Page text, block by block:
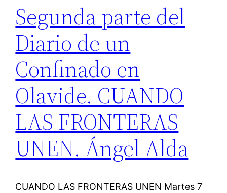
Segunda parte del
Diario de un
Confinado en
Olavide. CUANDO
LAS FRONTERAS
UNEN. Ángel Alda
CUANDO LAS FRONTERAS UNEN Martes 7